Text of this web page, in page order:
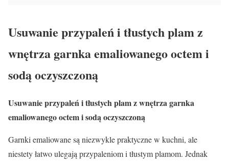
Usuwanie przypaleń i tłustych plam z
wnętrza garnka emaliowanego octem i
sodą oczyszczoną
Usuwanie przypaleń i tłustych plam z wnętrza garnka
emaliowanego octem i sodą oczyszczoną
Garnki emaliowane są niezwykle praktyczne w kuchni, ale
niestety łatwo ulegają przypaleniom i tłustym plamom. Jednak